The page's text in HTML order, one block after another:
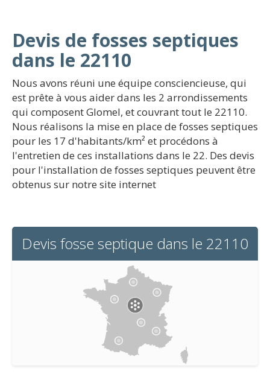
Devis de fosses septiques
dans le 22110
Nous avons réuni une équipe consciencieuse, qui
est prête à vous aider dans les 2 arrondissements
qui composent Glomel, et couvrant tout le 22110.
Nous réalisons la mise en place de fosses septiques
pour les 17 d'habitants/km² et procédons à
l'entretien de ces installations dans le 22. Des devis
pour l'installation de fosses septiques peuvent être
obtenus sur notre site internet
Devis fosse septique dans le 22110